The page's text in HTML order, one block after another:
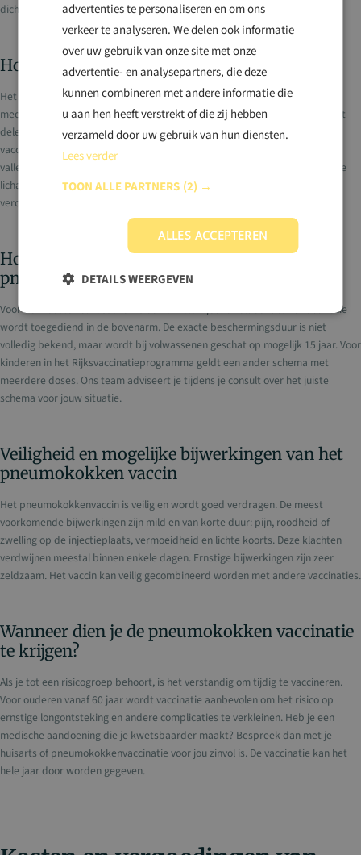
dicht bij elkaar zijn.
Hoe werkt het pneumokokken vaccin?
Het pneumokokkenvaccin is een conjugaatvaccin dat beschermt tegen de
meest voorkomende en gevaarlijke typen pneumokokken. Het vaccin bevat
delen van de buitenkant van verschillende pneumokokkenbacteriën. Na
vaccinatie leert je immuunsysteem deze bacteriën te herkennen en aan te
vallen. Wanneer je na vaccinatie in contact komt met pneumokokken, kan je
lichaam de bacterie direct bestrijden voordat deze ernstige infecties kan
veroorzaken.
Hoeveel doses heb je nodig van het
pneumokokken vaccin?
Voor de meeste volwassenen is één enkele injectie voldoende. De vaccinatie
wordt toegediend in de bovenarm. De exacte beschermingsduur is niet
volledig bekend, maar wordt bij volwassenen geschat op mogelijk 15 jaar. Voor
kinderen in het Rijksvaccinatieprogramma geldt een ander schema met
meerdere doses. Ons team adviseert je tijdens je consult over het juiste
schema voor jouw situatie.
Veiligheid en mogelijke bijwerkingen van het
pneumokokken vaccin
Het pneumokokkenvaccin is veilig en wordt goed verdragen. De meest
voorkomende bijwerkingen zijn mild en van korte duur: pijn, roodheid of
zwelling op de injectieplaats, vermoeidheid en lichte koorts. Deze klachten
verdwijnen meestal binnen enkele dagen. Ernstige bijwerkingen zijn zeer
zeldzaam. Het vaccin kan veilig gecombineerd worden met andere vaccinaties.
Wanneer dien je de pneumokokken vaccinatie
te krijgen?
Als je tot een risicogroep behoort, is het verstandig om tijdig te vaccineren.
Voor ouderen vanaf 60 jaar wordt vaccinatie aanbevolen om het risico op
ernstige longontsteking en andere complicaties te verkleinen. Heb je een
medische aandoening die je kwetsbaarder maakt? Bespreek dan met je
huisarts of pneumokokkenvaccinatie voor jou zinvol is. De vaccinatie kan het
hele jaar door worden gegeven.
advertenties te personaliseren en om ons
verkeer te analyseren. We delen ook informatie
over uw gebruik van onze site met onze
advertentie- en analysepartners, die deze
kunnen combineren met andere informatie die
u aan hen heeft verstrekt of die zij hebben
verzameld door uw gebruik van hun diensten.
Lees verder
TOON ALLE PARTNERS (2) →
ALLES ACCEPTEREN
DETAILS WEERGEVEN